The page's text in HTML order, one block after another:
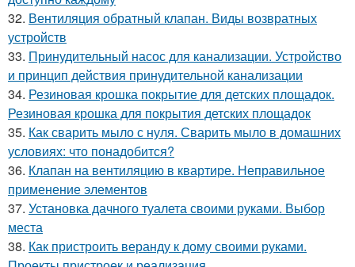
32. Вентиляция обратный клапан. Виды возвратных
устройств
33. Принудительный насос для канализации. Устройство
и принцип действия принудительной канализации
34. Резиновая крошка покрытие для детских площадок.
Резиновая крошка для покрытия детских площадок
35. Как сварить мыло с нуля. Сварить мыло в домашних
условиях: что понадобится?
36. Клапан на вентиляцию в квартире. Неправильное
применение элементов
37. Установка дачного туалета своими руками. Выбор
места
38. Как пристроить веранду к дому своими руками.